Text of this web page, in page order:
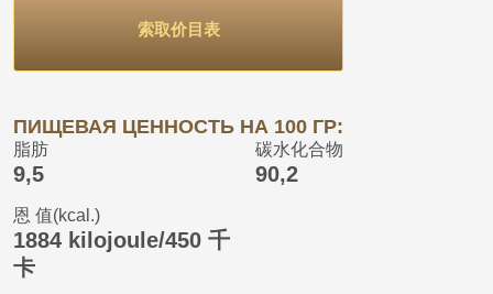
索取价目表
ПИЩЕВАЯ ЦЕННОСТЬ НА 100 ГР:
脂肪
9,5
碳水化合物
90,2
恩 值(kcal.)
1884 kilojoule/450 千
卡